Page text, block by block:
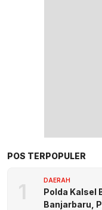
POS TERPOPULER
1 DAERAH
Polda Kalsel
Banjarbaru,